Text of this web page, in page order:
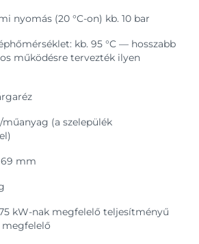
nyomás (20 °C-on) kb. 10 bar
kb. 95 °C — hosszabb
működésre tervezték ilyen
(a szelepülék
69 mm
kW-nak megfelelő teljesítményű
megfelelő